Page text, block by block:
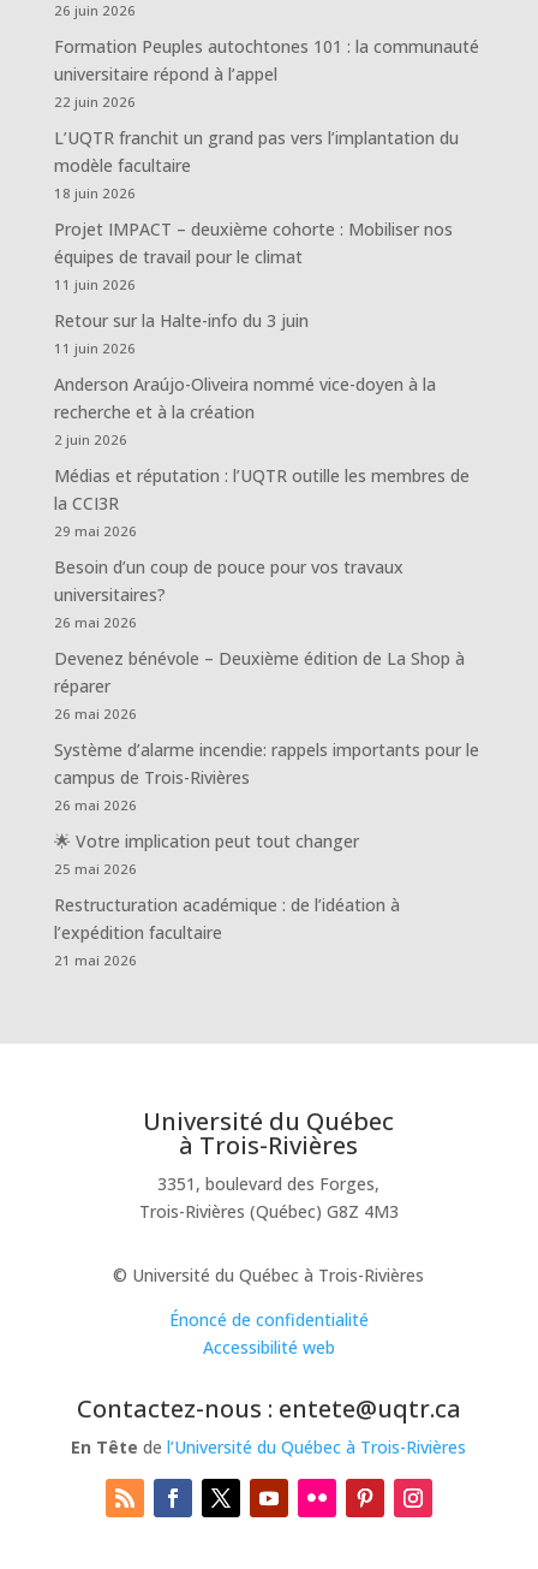
26 juin 2026
Formation Peuples autochtones 101 : la communauté
universitaire répond à l’appel
22 juin 2026
L’UQTR franchit un grand pas vers l’implantation du
modèle facultaire
18 juin 2026
Projet IMPACT – deuxième cohorte : Mobiliser nos
équipes de travail pour le climat
11 juin 2026
Retour sur la Halte-info du 3 juin
11 juin 2026
Anderson Araújo-Oliveira nommé vice-doyen à la
recherche et à la création
2 juin 2026
Médias et réputation : l’UQTR outille les membres de
la CCI3R
29 mai 2026
Besoin d’un coup de pouce pour vos travaux
universitaires?
26 mai 2026
Devenez bénévole – Deuxième édition de La Shop à
réparer
26 mai 2026
Système d’alarme incendie: rappels importants pour le
campus de Trois-Rivières
26 mai 2026
🌟 Votre implication peut tout changer
25 mai 2026
Restructuration académique : de l’idéation à
l’expédition facultaire
21 mai 2026
Université du Québec
à Trois-Rivières
3351, boulevard des Forges,
Trois-Rivières (Québec) G8Z 4M3
© Université du Québec à Trois-Rivières
Énoncé de confidentialité
Accessibilité web
Contactez-nous : entete@uqtr.ca
En Tête del’Université du Québec à Trois-Rivières